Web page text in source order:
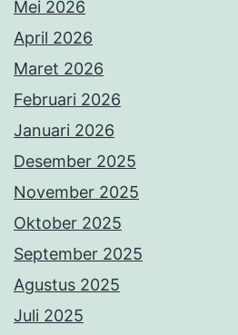
Mei 2026
April 2026
Maret 2026
Februari 2026
Januari 2026
Desember 2025
November 2025
Oktober 2025
September 2025
Agustus 2025
Juli 2025